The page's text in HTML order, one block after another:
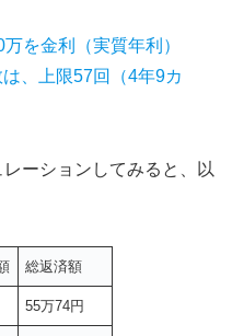
を金利（実質年利）
、上限57回（4年9カ
ーションしてみると、以
総返済額
55万74円